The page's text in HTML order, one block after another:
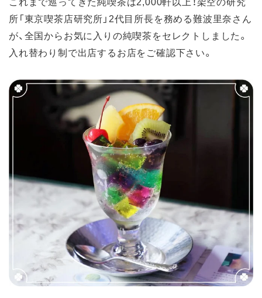
所「東京喫茶店研究所」2代目所長を務める難波里奈さん
が、全国からお気に入りの純喫茶をセレクトしました。
入れ替わり制で出店するお店をご確認下さい。